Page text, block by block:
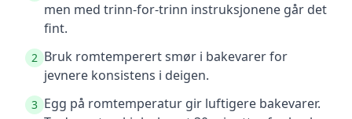
men med trinn-for-trinn instruksjonene går det
fint.
2 Bruk romtemperert smør i bakevarer for
jevnere konsistens i deigen.
3 Egg på romtemperatur gir luftigere bakevarer.